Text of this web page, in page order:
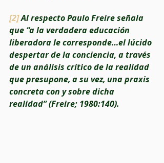
[2] Al respecto Paulo Freire señala
que “a la verdadera educación
liberadora le corresponde…el lúcido
despertar de la conciencia, a través
de un análisis crítico de la realidad
que presupone, a su vez, una praxis
concreta con y sobre dicha
realidad” (Freire; 1980:140).